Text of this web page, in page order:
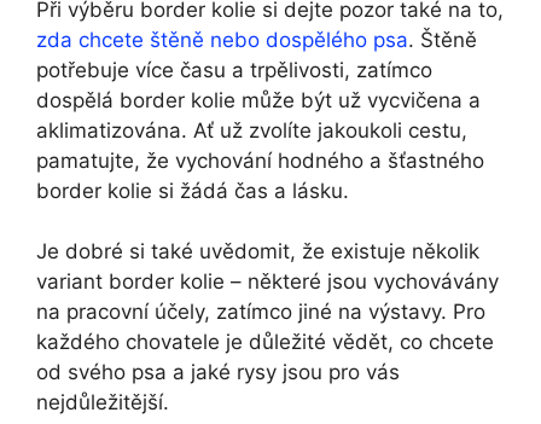
Při výběru border kolie si dejte pozor také na to,
zda chcete štěně nebo dospělého psa. Štěně
potřebuje více času a trpělivosti, zatímco
dospělá border kolie může být už vycvičena a
aklimatizována. Ať už zvolíte jakoukoli cestu,
pamatujte, že vychování hodného a šťastného
border kolie si žádá čas a lásku.
Je dobré si také uvědomit, že existuje několik
variant border kolie – některé jsou vychovávány
na pracovní účely, zatímco jiné na výstavy. Pro
každého chovatele je důležité vědět, co chcete
od svého psa a jaké rysy jsou pro vás
nejdůležitější.